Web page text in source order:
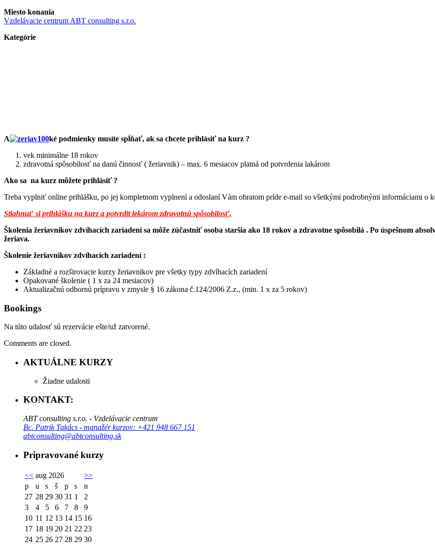
Miesto konania
Vzdelávacie centrum ABT consulting s.r.o.
Kategórie
A
ké podmienky musíte spĺňať, ak sa chcete prihlásiť na kurz ?
vek minimálne 18 rokov
zdravotná spôsobilosť na danú činnosť ( žeriavnik) – max. 6 mesiacov platná od potvrdenia lakárom
Ako sa na kurz môžete prihlásiť ?
Treba vyplniť online prihlášku, po jej kompletnom vyplnení a odoslaní Vám obratom príde e-mail so všetkými podrobnými informáciami o
Stiahnuť si prihlášku na kurz a potvrdit lekárom zdravotnú spôsobilosť.
Školenia žeriavnikov zdvíhacích zariadení sa môže zúčastniť osoba staršia ako 18 rokov a zdravotne spôsobilá . Po úspešnom
žeriava.
Školenie žeriavnikov zdvíhacích zariadení :
Základné a rozširovacie kurzy žeriavnikov pre všetky typy zdvíhacích zariadení
Opakované školenie ( 1 x za 24 mesiacov)
Aktualizačnú odbornú prípravu v zmysle § 16 zákona č.124/2006 Z.z., (min. 1 x za 5 rokov)
Bookings
Na túto udalosť sú rezervácie ešte/už zatvorené.
Comments are closed.
AKTUÁLNE KURZY
Žiadne udalosti
KONTAKT:
ABT consulting s.r.o. - Vzdelávacie centrum
Bc. Patrik Takács - manažér kurzov: +421 948 667 151
abtconsulting@abtconsulting.sk
Pripravované kurzy
<< aug 2026
>>
p
u s š p s
n
27 28 29 30 31 1
2
3
4 5 6 7 8
9
10 11 12 13 14 15 16
17 18 19 20 21 22 23
24 25 26 27 28 29 30